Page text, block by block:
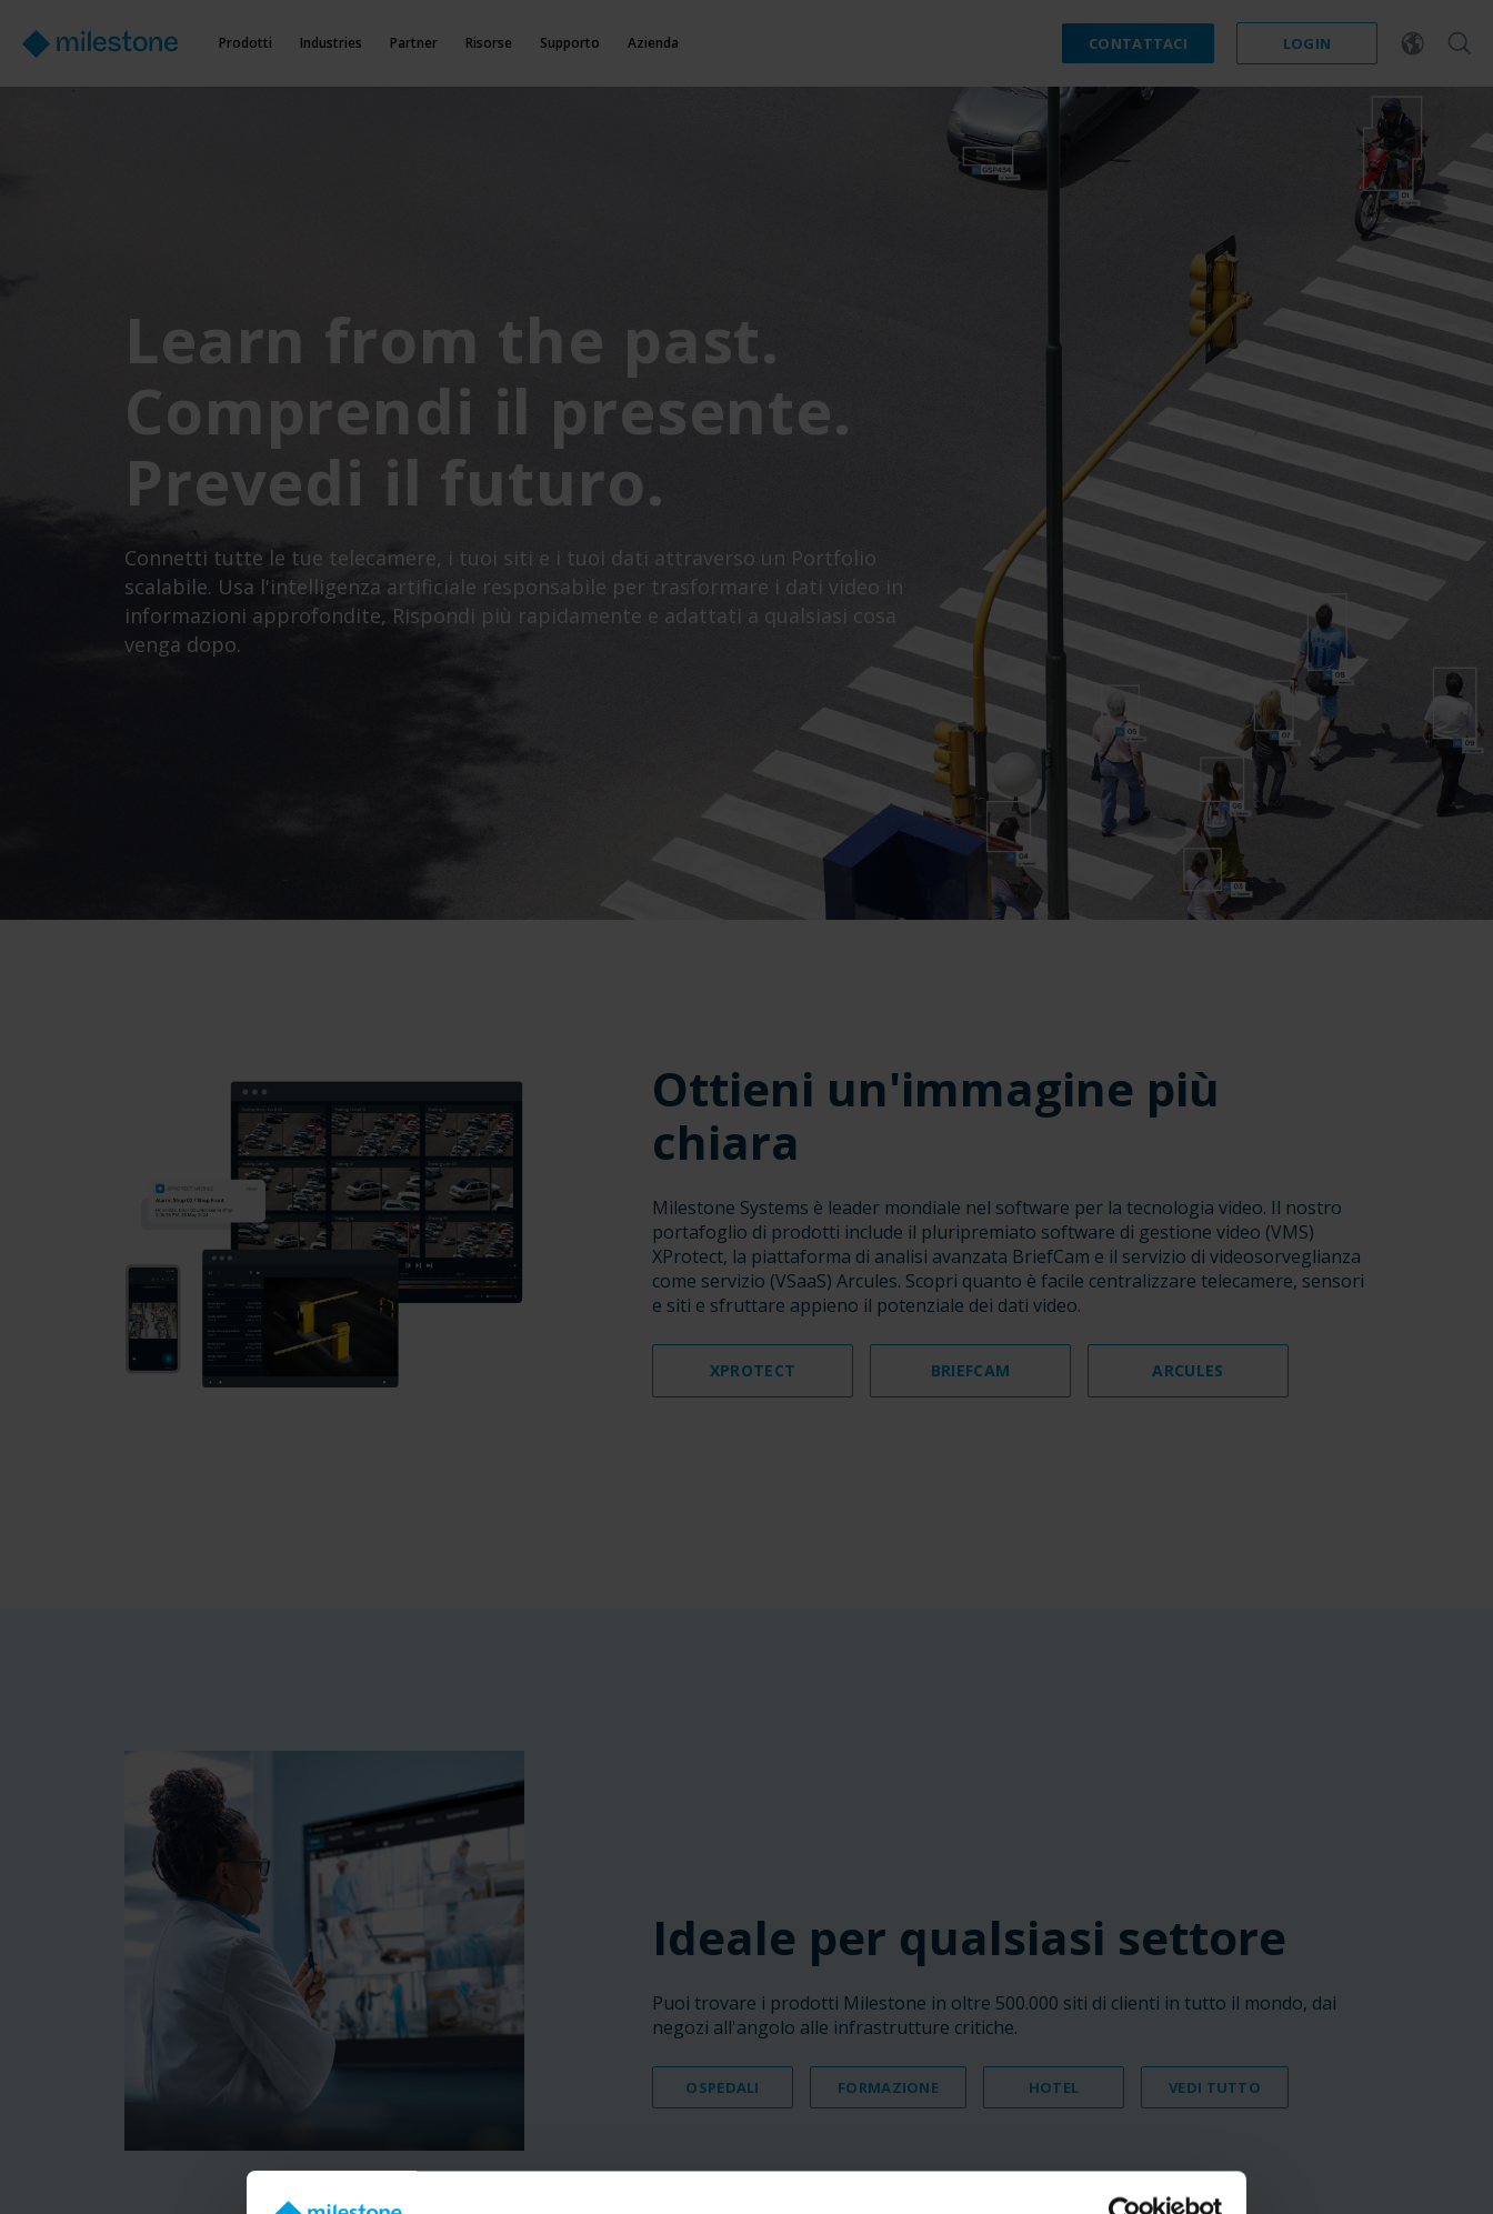
Prodotti Industries Partner Risorse Supporto Azienda CONTATTACI LOGIN
Learn from the past.
Comprendi il presente.
Prevedi il futuro.
Connetti tutte le tue telecamere, i tuoi siti e i tuoi dati attraverso un Portfolio
scalabile. Usa l'intelligenza artificiale responsabile per trasformare i dati video in
informazioni approfondite, Rispondi più rapidamente e adattati a qualsiasi cosa
venga dopo.
Ottieni un'immagine più
chiara
Milestone Systems è leader mondiale nel software per la tecnologia video. Il nostro
portafoglio di prodotti include il pluripremiato software di gestione video (VMS)
XProtect, la piattaforma di analisi avanzata BriefCam e il servizio di videosorveglianza
come servizio (VSaaS) Arcules. Scopri quanto è facile centralizzare telecamere, sensori
e siti e sfruttare appieno il potenziale dei dati video.
XPROTECT BRIEFCAM ARCULES
Ideale per qualsiasi settore
Puoi trovare i prodotti Milestone in oltre 500.000 siti di clienti in tutto il mondo, dai
negozi all'angolo alle infrastrutture critiche.
OSPEDALI FORMAZIONE HOTEL VEDI TUTTO